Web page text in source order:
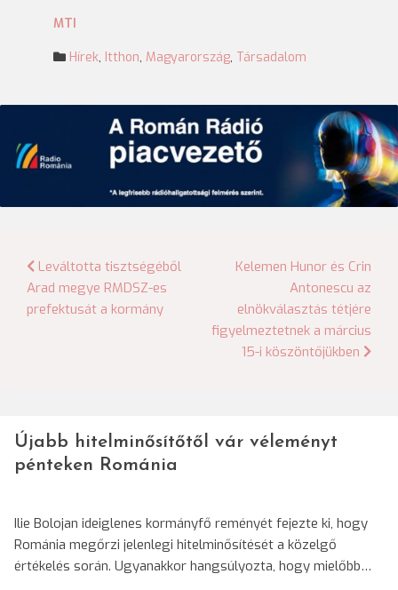
MTI
Hírek, Itthon, Magyarország, Társadalom
Bejegyzés
navigáció
Leváltotta tisztségéből
Arad megye RMDSZ-es
prefektusát a kormány
Kelemen Hunor és Crin
Antonescu az
elnökválasztás tétjére
figyelmeztetnek a március
15-i köszöntőjükben
Újabb hitelminősítőtől vár véleményt
pénteken Románia
Ilie Bolojan ideiglenes kormányfő reményét fejezte ki, hogy
Románia megőrzi jelenlegi hitelminősítését a közelgő
értékelés során. Ugyanakkor hangsúlyozta, hogy mielőbb…